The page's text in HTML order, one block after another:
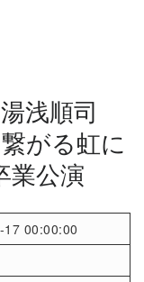
浅順司
がる虹に
業公演
00:00:00